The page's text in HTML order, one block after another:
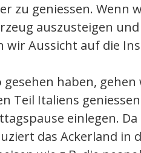
zu geniessen. Wenn
auszusteigen
wir Aussicht auf die
haben,
Teil Italiens
einlegen.
das Ackerland in